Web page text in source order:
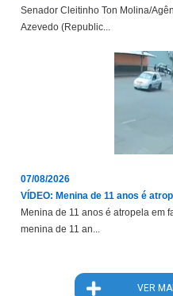
Senador Cleitinho Ton Molina/
Azevedo (Republic...
07/08/2026
VÍDEO: Menina de 11 anos é
Menina de 11 anos é atropela em
menina de 11 an...
VER